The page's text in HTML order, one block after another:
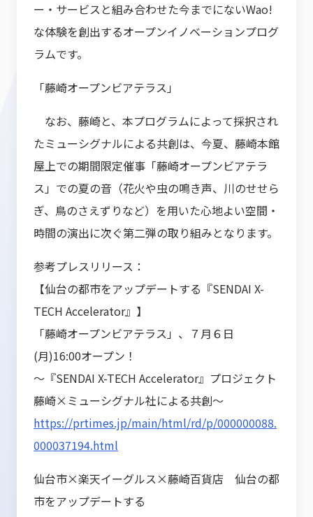
ー・サービスと組み合わせた今までにないWao!
な体験を創出するオープンイノベーションプログ
ラムです。
「藤崎オープンビアテラス」
なお、藤崎と、本プログラムによって採択され
たミューシグナルによる共創は、今夏、藤崎本館
屋上での期間限定催事「藤崎オープンビアテラ
ス」での夏の音（花火や虫の鳴き声、川のせせら
ぎ、鳥のさえずりなど）を用いた心地よい空間・
時間の演出に次ぐ第二弾の取り組みとなります。
参考プレスリリース：
【仙台の都市をアップデートする『SENDAI X-
TECH Accelerator』】
「藤崎オープンビアテラス」、７月６日
(月)16:00オープン！
～『SENDAI X-TECH Accelerator』プロジェクト
藤崎×ミューシグナル社による共創～
https://prtimes.jp/main/html/rd/p/000000088.
000037194.html
仙台市×楽天イーグルス×藤崎百貨店 仙台の都
市をアップデートする